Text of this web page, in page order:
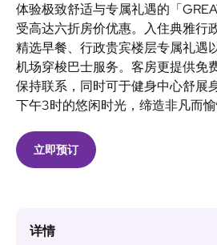
体验极致舒适与专属礼遇的「
受高达六折房价优惠。入住典雅行
精选早餐、行政贵宾楼层专属礼遇
机场穿梭巴士服务。客房更提供免
保持联系，同时可于健身中心舒展
下午3时的悠闲时光，缔造非凡而愉
立即预订
详情